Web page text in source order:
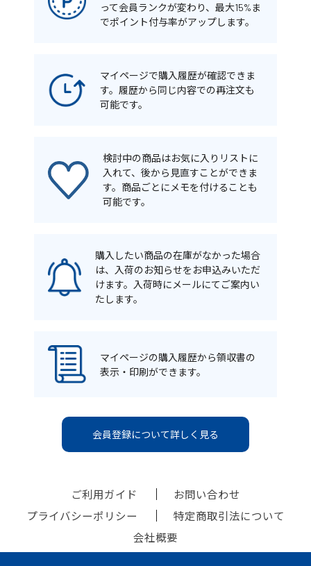
って会員ランクが変わり、最大15%ま
でポイント付与率がアップします。
マイページで購入履歴が確認できま
す。履歴から同じ内容での再注文も
可能です。
検討中の商品はお気に入りリストに
入れて、後から見直すことができま
す。商品ごとにメモを付けることも
可能です。
購入したい商品の在庫がなかった場合
は、入荷のお知らせをお申込みいただ
けます。入荷時にメールにてご案内い
たします。
マイページの購入履歴から領収書の
表示・印刷ができます。
会員登録について詳しく見る
ご利用ガイド
お問い合わせ
プライバシーポリシー
特定商取引法について
会社概要